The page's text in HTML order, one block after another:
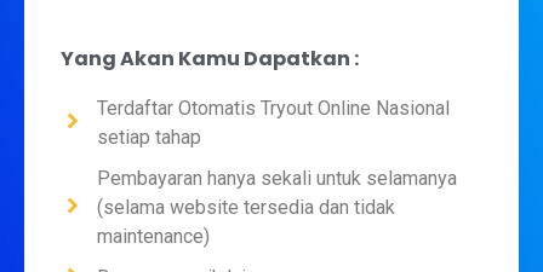
Yang Akan Kamu Dapatkan :
Terdaftar Otomatis Tryout Online Nasional
setiap tahap
Pembayaran hanya sekali untuk selamanya
(selama website tersedia dan tidak
maintenance)